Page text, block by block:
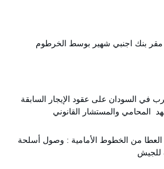
مقر بنك اجنبي شهير بوسط الخرطوم
في السودان على عقود الإيجار السابقة
المحامي والمستشار القانوني
من الخطوط الأمامية : وصول أسلحة
للجيش